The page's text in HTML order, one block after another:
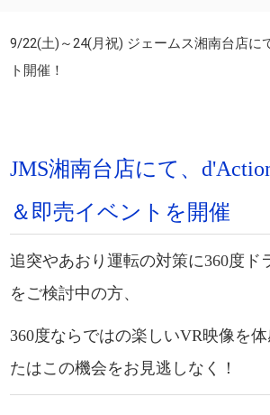
9/22(土)～24(月祝) ジェームス湘南台店に
ト開催！
JMS湘南台店にて、
＆即売イベントを開催
追突やあおり運転の対策に360度ド
をご検討中の方、
360度ならではの楽しいVR映像を
たはこの機会をお見逃しなく！